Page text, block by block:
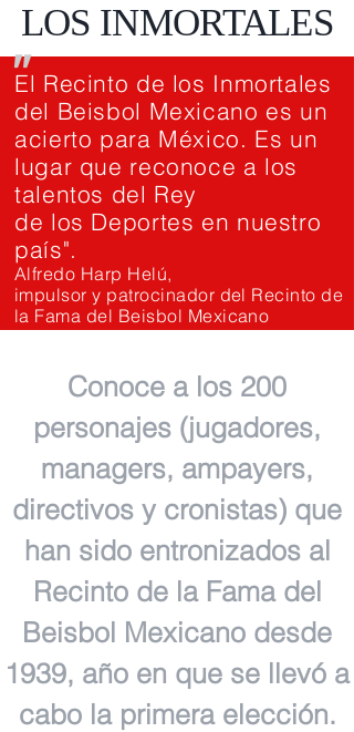
LOS INMORTALES
El Recinto de los Inmortales
del Beisbol Mexicano es un
acierto para México. Es un
lugar que reconoce a los
talentos del Rey
de los Deportes en nuestro
país".
Alfredo Harp Helú,
impulsor y patrocinador del Recinto de
la Fama del Beisbol Mexicano
"
Conoce a los 200
personajes (jugadores,
managers, ampayers,
directivos y cronistas) que
han sido entronizados al
Recinto de la Fama del
Beisbol Mexicano desde
1939, año en que se llevó a
cabo la primera elección.